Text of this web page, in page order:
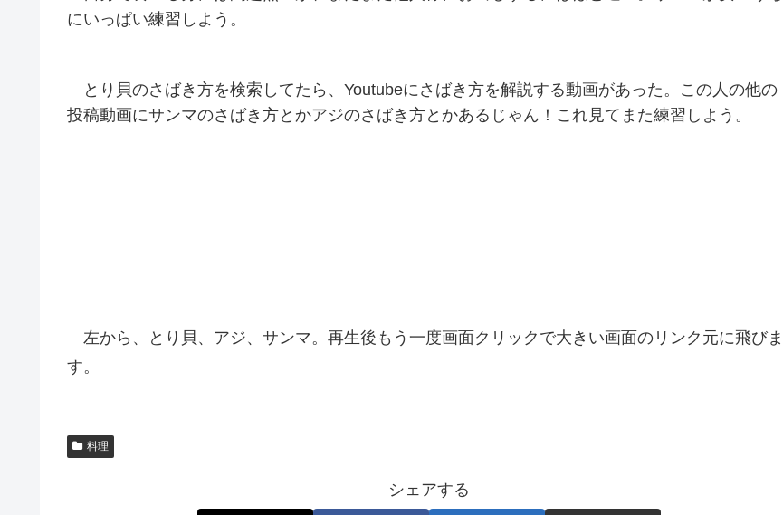
にいっぱい練習しよう。
とり貝のさばき方を検索してたら、Youtubeにさばき方を解説する動画があった。この人の他の
投稿動画にサンマのさばき方とかアジのさばき方とかあるじゃん！これ見てまた練習しよう。
左から、とり貝、アジ、サンマ。再生後もう一度画面クリックで大きい画面のリンク元に飛びま
す。
料理
シェアする